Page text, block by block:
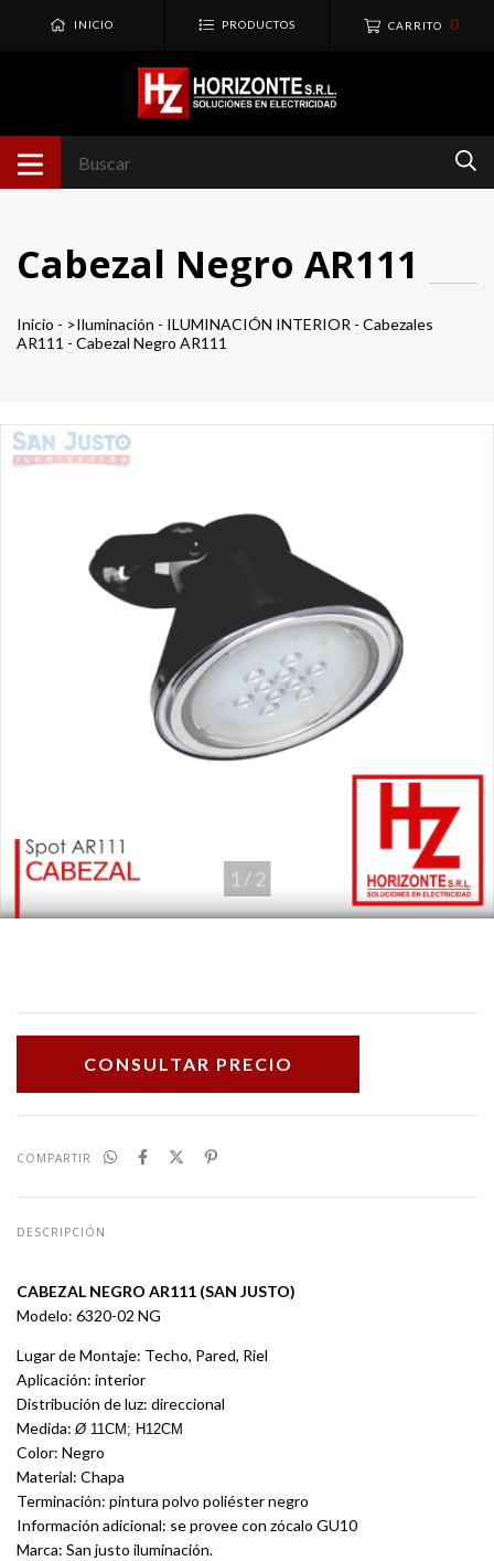
INICIO PRODUCTOS CARRITO 0
Cabezal Negro AR111
Inicio - >Iluminación - ILUMINACIÓN INTERIOR - Cabezales
AR111 - Cabezal Negro AR111
1/2
COMPARTIR
DESCRIPCIÓN
CABEZAL NEGRO AR111 (SAN JUSTO)
Modelo: 6320-02 NG
Lugar de Montaje: Techo, Pared, Riel
Aplicación: interior
Distribución de luz: direccional
Medida: Ø 11CM; H12CM
Color: Negro
Material: Chapa
Terminación: pintura polvo poliéster negro
Información adicional: se provee con zócalo GU10
Marca: San justo iluminación.